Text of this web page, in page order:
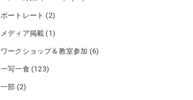
ポートレート (2)
メディア掲載 (1)
ワークショップ＆教室参加 (6)
一写一食 (123)
一部 (2)